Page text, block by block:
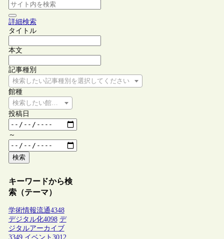
詳細検索
タイトル
本文
記事種別
検索したい記事種別を選択してください
館種
検索したい館種を選択してください
投稿日
～
検索
キーワードから検
索（テーマ）
学術情報流通4348
デジタル化4098 デ
ジタルアーカイブ
3349 イベント 3012